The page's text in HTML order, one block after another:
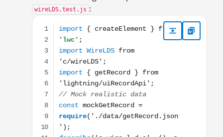
wireLDS.test.js :
import { createElement } from 'lwc'; import